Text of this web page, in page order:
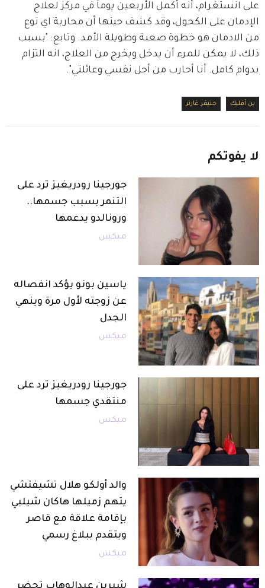
على انستغرام، أنه أكمل الأربعين يوماً في مركز لعلاج
الإدمان على الكحول، وقد كشف حينها أن محاربة اي نوع
من الادمان هو خطوة صعبة وطويلة الأمد. وتابع: "بسبب
ذلك، لا يمكن للمرء أن يدخل ويخرج من العلاج، انه التزام
بدوام كامل. أنا أحارب من أجل نفسي وعائلتي".
بن أفليك جنيفر غارنر
لا يفوتكم
جورجينا رودريغيز ترد على
التنمر بسبب جسمها..
ورونالدو يدعمها
ميكس
ياسين بونو يؤكد انفصاله
عن زوجته لأول مرة وينهي
الجدل
ميكس
جورجينا رودريغيز ترد على
منتقدي جسمها
ميكس
والد أولكو هلال تشيفتشي
يتهم زميلها هاكان شيلبي
بإقامة علاقة مع قاصر
ويتقدم ببلاغ رسمي
ميكس